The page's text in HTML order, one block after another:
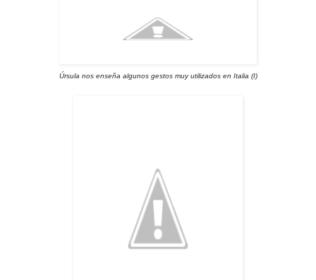
Úrsula nos enseña algunos gestos muy utilizados en Italia (I)